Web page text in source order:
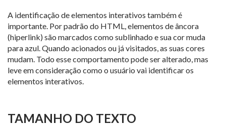
A identificação de elementos interativos também é
importante. Por padrão do HTML, elementos de âncora
(hiperlink) são marcados como sublinhado e sua cor muda
para azul. Quando acionados ou já visitados, as suas cores
mudam. Todo esse comportamento pode ser alterado, mas
leve em consideração como o usuário vai identificar os
elementos interativos.
TAMANHO DO TEXTO